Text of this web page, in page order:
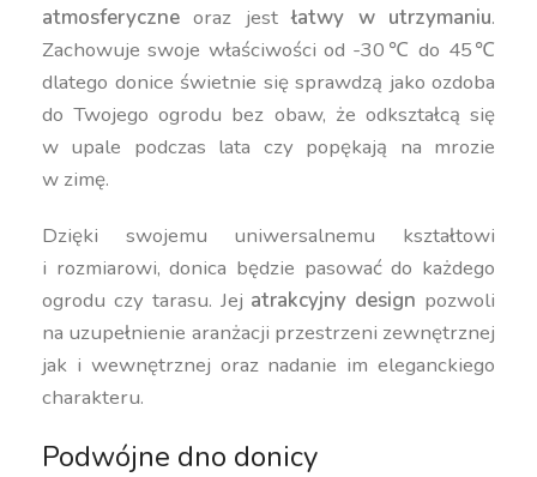
atmosferyczne oraz jestłatwy w utrzymaniu.
Zachowuje swoje właściwości od -30℃ do 45℃
dlatego donice świetnie się sprawdzą jako ozdoba
do Twojego ogrodu bez obaw, że odkształcą się
w upale podczas lata czy popękają na mrozie
w zimę.
Dzięki swojemu uniwersalnemu kształtowi
i rozmiarowi, donica będzie pasować do każdego
ogrodu czy tarasu. Jej atrakcyjny design pozwoli
na uzupełnienie aranżacji przestrzeni zewnętrznej
jak i wewnętrznej oraz nadanie im eleganckiego
charakteru.
Podwójne dno donicy